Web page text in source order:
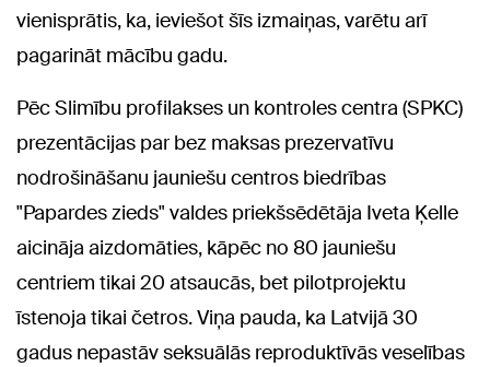
vienisprātis, ka, ieviešot šīs izmaiņas, varētu arī
pagarināt mācību gadu.
Pēc Slimību profilakses un kontroles centra (SPKC)
prezentācijas par bez maksas prezervatīvu
nodrošināšanu jauniešu centros biedrības
"Papardes zieds" valdes priekšsēdētāja Iveta Ķelle
aicināja aizdomāties, kāpēc no 80 jauniešu
centriem tikai 20 atsaucās, bet pilotprojektu
īstenoja tikai četros. Viņa pauda, ka Latvijā 30
gadus nepastāv seksuālās reproduktīvās veselības